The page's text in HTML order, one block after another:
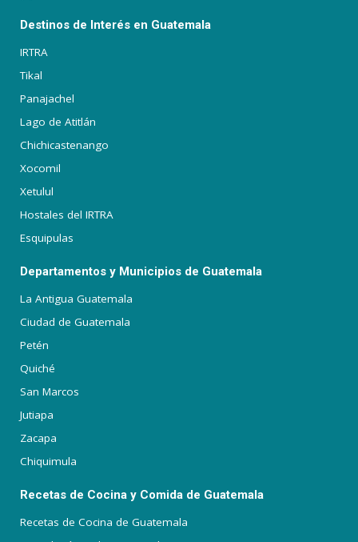
Destinos de Interés en Guatemala
IRTRA
Tikal
Panajachel
Lago de Atitlán
Chichicastenango
Xocomil
Xetulul
Hostales del IRTRA
Esquipulas
Departamentos y Municipios de Guatemala
La Antigua Guatemala
Ciudad de Guatemala
Petén
Quiché
San Marcos
Jutiapa
Zacapa
Chiquimula
Recetas de Cocina y Comida de Guatemala
Recetas de Cocina de Guatemala